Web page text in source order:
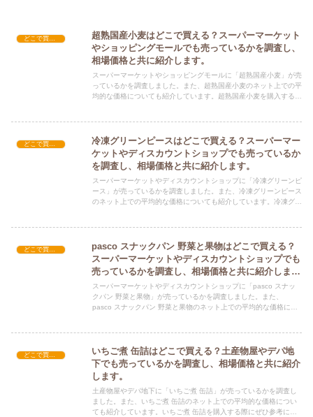
超熟国産小麦はどこで買える？スーパーマーケット
やショッピングモールでも売っているかを調査し、
相場価格と共に紹介します。
スーパーマーケットやショッピングモールに「超熟国産小麦」が売
っているかを調査しました。また、超熟国産小麦のネット上での平
均的な価格についても紹介しています。超熟国産小麦を購入する際
冷凍グリーンピースはどこで買える？スーパーマー
ケットやディスカウントショップでも売っているか
を調査し、相場価格と共に紹介します。
スーパーマーケットやディスカウントショップに「冷凍グリーンピ
ース」が売っているかを調査しました。また、冷凍グリーンピース
のネット上での平均的な価格についても紹介しています。冷凍グリ
pasco スナックパン 野菜と果物はどこで買える？
スーパーマーケットやディスカウントショップでも
売っているかを調査し、相場価格と共に紹介しま
す。
スーパーマーケットやディスカウントショップに「pasco スナッ
クパン 野菜と果物」が売っているかを調査しました。また、
pasco スナックパン 野菜と果物のネット上での平均的な価格につ
いちご煮 缶詰はどこで買える？土産物屋やデパ地
下でも売っているかを調査し、相場価格と共に紹介
します。
土産物屋やデパ地下に「いちご煮 缶詰」が売っているかを調査し
ました。また、いちご煮 缶詰のネット上での平均的な価格につい
ても紹介しています。いちご煮 缶詰を購入する際にぜひ参考にし